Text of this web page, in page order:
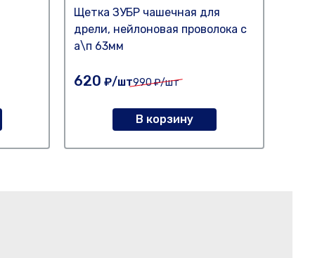
Щетка ЗУБР чашечная для
дрели, нейлоновая проволока с
а\п 63мм
620 ₽/шт990₽/шт
В корзину